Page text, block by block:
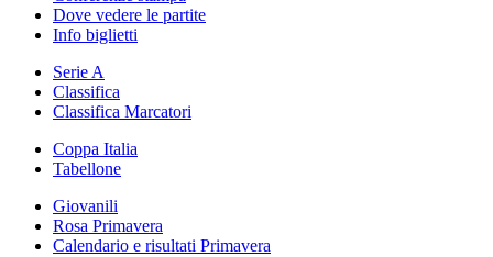
Dove vedere le partite
Info biglietti
Serie A
Classifica
Classifica Marcatori
Coppa Italia
Tabellone
Giovanili
Rosa Primavera
Calendario e risultati Primavera